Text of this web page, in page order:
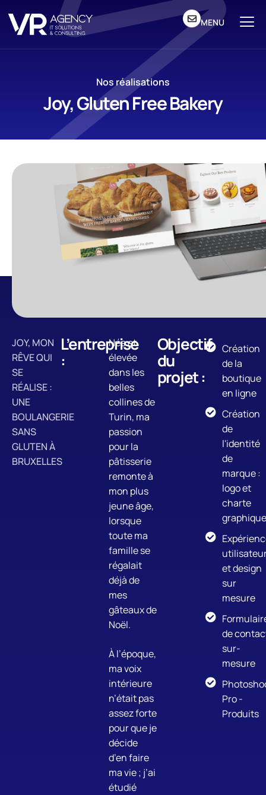
MENU
Nos réalisations
Joy, Gluten Free Bakery
JOY, MON
RÊVE QUI
SE
RÉALISE :
UNE
BOULANGERIE
SANS
GLUTEN À
BRUXELLES
L’entreprise
:
Née et
élevée
dans les
belles
collines de
Turin, ma
passion
pour la
pâtisserie
remonte à
mon plus
jeune âge,
lorsque
toute ma
famille se
régalait
déjà de
mes
gâteaux de
Noël.
À l’époque,
ma voix
intérieure
n’était pas
assez forte
pour que je
décide
d’en faire
ma vie ; j’ai
étudié
Objectif
du
projet :
Création
de la
boutique
en ligne
Création
de
l'identité
de
marque :
logo et
charte
graphique
et design
sur
mesure
de
sur-
mesure
Pro -
Produits